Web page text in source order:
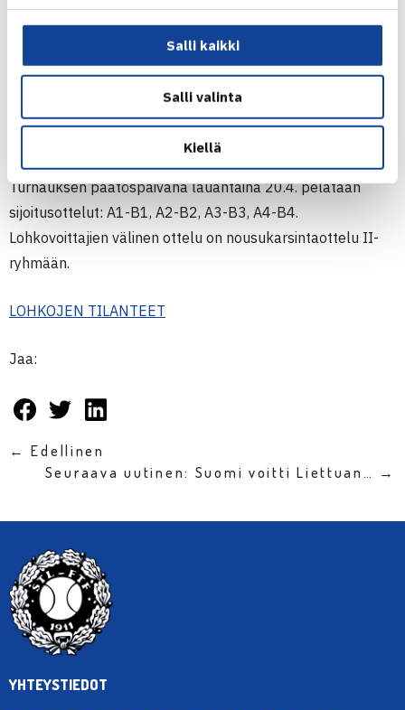
Salli kaikki
Salli valinta
Kiellä
Perjantaina pelataan kolme ottelua klo 12:00 alkaen:
Suomi – Liettua, Kypros – Pohjois-Makedonia ja Algeria –
Kongo. Suomen ja Liettuan sekä Kyproksen ja Pohjois-
Makedonian välisissä otteluissa ratkaistaan
nousukarsintaan etenevät joukkueet. B-lohkossa Kypros
on vahvimmin kiinni lohkovoitossa.
Turnauksen päätöspäivänä lauantaina 20.4. pelataan
sijoitusottelut: A1-B1, A2-B2, A3-B3, A4-B4.
Lohkovoittajien välinen ottelu on nousukarsintaottelu II-
ryhmään.
LOHKOJEN TILANTEET
Jaa:
← Edellinen
Seuraava uutinen: Suomi voitti Liettuan… →
YHTEYSTIEDOT